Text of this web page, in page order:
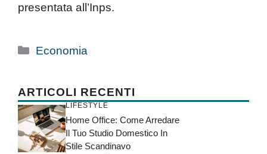
presentata all’Inps.
Categorie
Economia
ARTICOLI RECENTI
LIFESTYLE
Home Office: Come Arredare
Il Tuo Studio Domestico In
Stile Scandinavo